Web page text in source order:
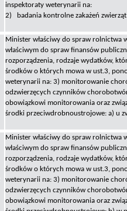
inspektoraty weterynarii na:
2) badania kontrolne zakażeń zwierząt
Minister właściwy do spraw rolnictwa
właściwym do spraw finansów
rozporządzenia, rodzaje wydatków,
środków o których mowa w ust.3,
weterynarii na: 3) monitorowanie
odzwierzęcych czynników
obowiązkowi monitorowania oraz
środki przeciwdrobnoustrojowe: a) u
Minister właściwy do spraw rolnictwa
właściwym do spraw finansów
rozporządzenia, rodzaje wydatków,
środków o których mowa w ust.3,
weterynarii na: 3) monitorowanie
odzwierzęcych czynników
obowiązkowi monitorowania oraz